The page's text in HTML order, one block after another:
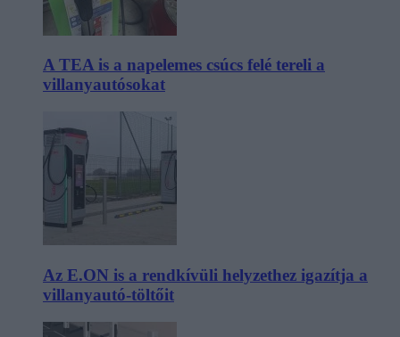
A TEA is a napelemes csúcs felé tereli a
villanyautósokat
Az E.ON is a rendkívüli helyzethez igazítja a
villanyautó-töltőit